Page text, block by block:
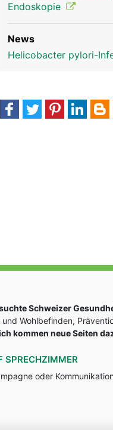
Endoskopie
News
Helicobacter pylori-
Schweizer
Wohlbefinden,
kommen neue Seiten
SPRECHZIMMER
oder